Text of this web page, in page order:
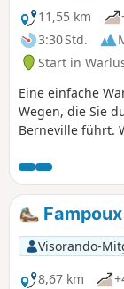
11,55 km
3:30 Std.
Start in
Eine einfache
Wegen, die Sie
Berneville führt.
Wanderung in
bewaldeten
geeignet.
Visorando-
8,67 km